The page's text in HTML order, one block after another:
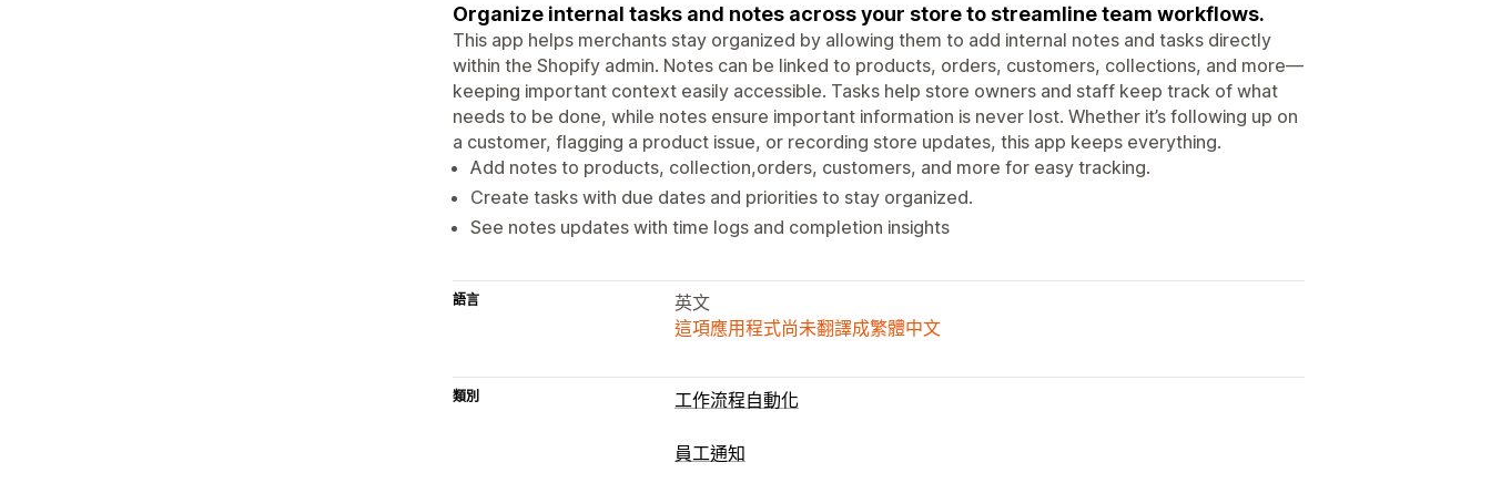
Organize internal tasks and notes across your store to streamline team workflows.
This app helps merchants stay organized by allowing them to add internal notes and tasks directly
within the Shopify admin. Notes can be linked to products, orders, customers, collections, and more—
keeping important context easily accessible. Tasks help store owners and staff keep track of what
needs to be done, while notes ensure important information is never lost. Whether it’s following up on
a customer, flagging a product issue, or recording store updates, this app keeps everything.
Add notes to products, collection,orders, customers, and more for easy tracking.
Create tasks with due dates and priorities to stay organized.
See notes updates with time logs and completion insights
語言
英文
這項應用程式尚未翻譯成繁體中文
類別 工作流程自動化
員工通知